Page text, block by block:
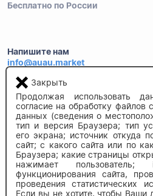
Бесплатно по России
Напишите нам
info@auau.market
236027, г.Калининград
ул.Калязинская 6, оф. 2
© 2020-2026 auau.market
Закрыть
Продолжая использовать
согласие на обработку файлов
данных (сведения о
тип и версия Браузера; тип
его экрана; источник откуда
сайт; с какого сайта или по
Браузера; какие страницы
нажимает
функционирования сайта,
проведения статистических
Если вы не хотите, чтобы Ваши